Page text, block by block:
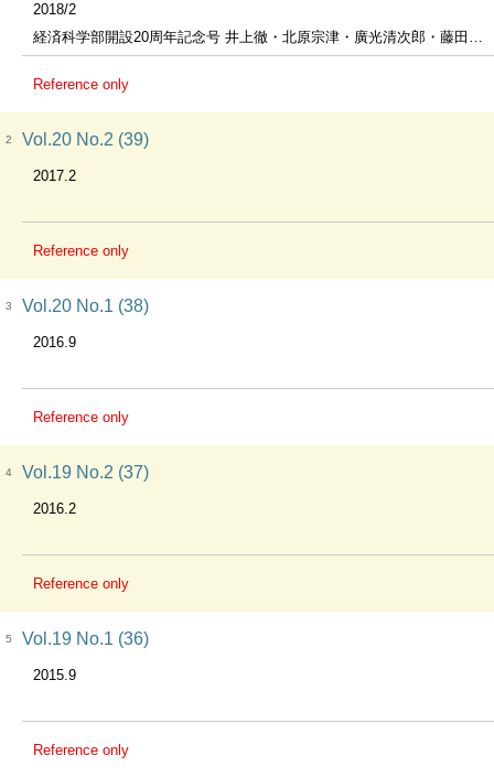
2018/2
経済科学部開設20周年記念号 井上徹・北原宗津・廣光清次郎・藤田哲雄教授退職記念号
Reference only
2 Vol.20 No.2 (39)
2017.2
Reference only
3 Vol.20 No.1 (38)
2016.9
Reference only
4 Vol.19 No.2 (37)
2016.2
Reference only
5 Vol.19 No.1 (36)
2015.9
Reference only